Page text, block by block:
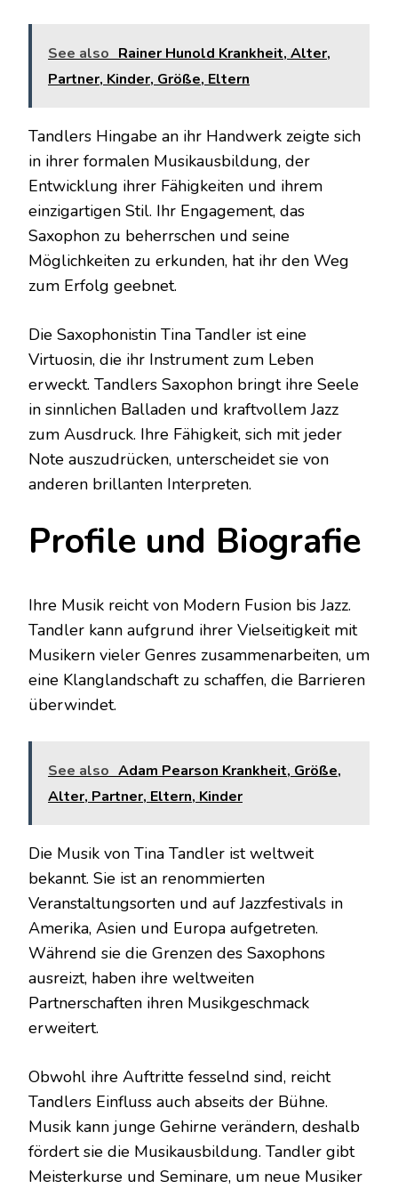
See also Rainer Hunold Krankheit, Alter,
Partner, Kinder, Größe, Eltern
Tandlers Hingabe an ihr Handwerk zeigte sich
in ihrer formalen Musikausbildung, der
Entwicklung ihrer Fähigkeiten und ihrem
einzigartigen Stil. Ihr Engagement, das
Saxophon zu beherrschen und seine
Möglichkeiten zu erkunden, hat ihr den Weg
zum Erfolg geebnet.
Die Saxophonistin Tina Tandler ist eine
Virtuosin, die ihr Instrument zum Leben
erweckt. Tandlers Saxophon bringt ihre Seele
in sinnlichen Balladen und kraftvollem Jazz
zum Ausdruck. Ihre Fähigkeit, sich mit jeder
Note auszudrücken, unterscheidet sie von
anderen brillanten Interpreten.
Profile und Biografie
Ihre Musik reicht von Modern Fusion bis Jazz.
Tandler kann aufgrund ihrer Vielseitigkeit mit
Musikern vieler Genres zusammenarbeiten, um
eine Klanglandschaft zu schaffen, die Barrieren
überwindet.
See also Adam Pearson Krankheit, Größe,
Alter, Partner, Eltern, Kinder
Die Musik von Tina Tandler ist weltweit
bekannt. Sie ist an renommierten
Veranstaltungsorten und auf Jazzfestivals in
Amerika, Asien und Europa aufgetreten.
Während sie die Grenzen des Saxophons
ausreizt, haben ihre weltweiten
Partnerschaften ihren Musikgeschmack
erweitert.
Obwohl ihre Auftritte fesselnd sind, reicht
Tandlers Einfluss auch abseits der Bühne.
Musik kann junge Gehirne verändern, deshalb
fördert sie die Musikausbildung. Tandler gibt
Meisterkurse und Seminare, um neue Musiker